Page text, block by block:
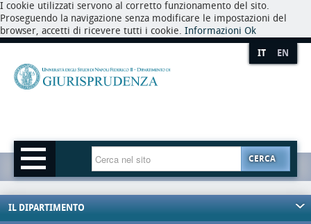
I cookie utilizzati servono al corretto funzionamento del sito.
Proseguendo la navigazione senza modificare le impostazioni del
browser, accetti di ricevere tutti i cookie. Informazioni Ok
IT EN
CERCA
IL DIPARTIMENTO